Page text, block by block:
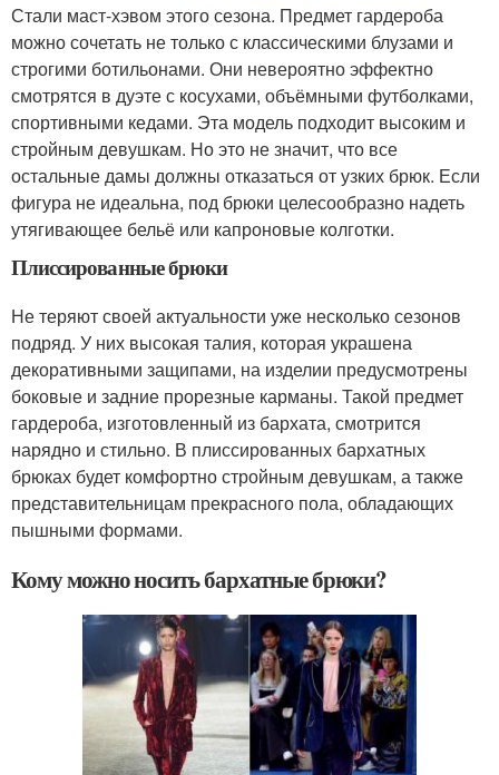
Стали маст-хэвом этого сезона. Предмет гардероба
можно сочетать не только с классическими блузами и
строгими ботильонами. Они невероятно эффектно
смотрятся в дуэте с косухами, объёмными футболками,
спортивными кедами. Эта модель подходит высоким и
стройным девушкам. Но это не значит, что все
остальные дамы должны отказаться от узких брюк. Если
фигура не идеальна, под брюки целесообразно надеть
утягивающее бельё или капроновые колготки.
Плиссированные брюки
Не теряют своей актуальности уже несколько сезонов
подряд. У них высокая талия, которая украшена
декоративными защипами, на изделии предусмотрены
боковые и задние прорезные карманы. Такой предмет
гардероба, изготовленный из бархата, смотрится
нарядно и стильно. В плиссированных бархатных
брюках будет комфортно стройным девушкам, а также
представительницам прекрасного пола, обладающих
пышными формами.
Кому можно носить бархатные брюки?